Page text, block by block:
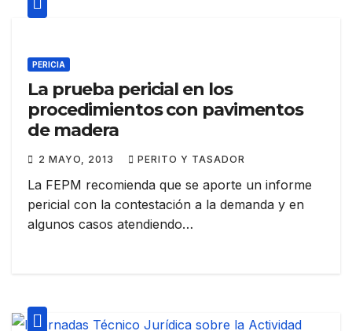
PERICIA
La prueba pericial en los
procedimientos con pavimentos
de madera
2 MAYO, 2013 PERITO Y TASADOR
La FEPM recomienda que se aporte un informe
pericial con la contestación a la demanda y en
algunos casos atendiendo…